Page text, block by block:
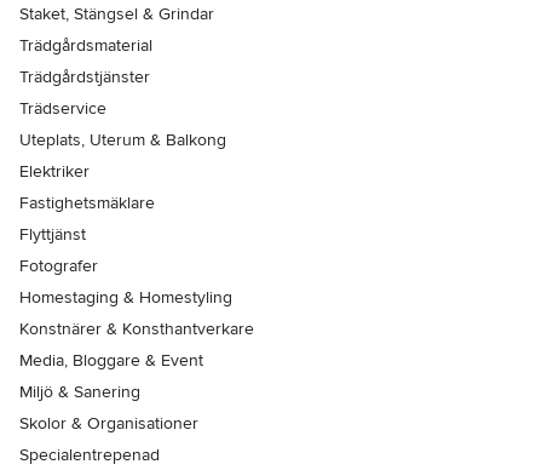
Staket, Stängsel & Grindar
Trädgårdsmaterial
Trädgårdstjänster
Trädservice
Uteplats, Uterum & Balkong
Elektriker
Fastighetsmäklare
Flyttjänst
Fotografer
Homestaging & Homestyling
Konstnärer & Konsthantverkare
Media, Bloggare & Event
Miljö & Sanering
Skolor & Organisationer
Specialentrepenad